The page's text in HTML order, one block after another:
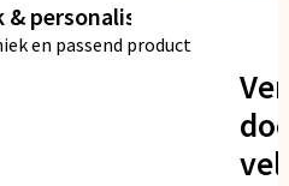
personalisatie
en passend product